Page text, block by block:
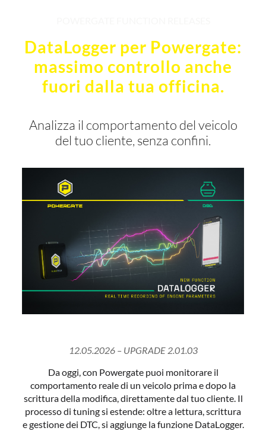
DataLogger per Powergate:
massimo controllo anche
fuori dalla tua officina.
Analizza il comportamento del veicolo
del tuo cliente, senza confini.
12.05.2026 – UPGRADE 2.01.03
Da oggi, con Powergate puoi monitorare il
comportamento reale di un veicolo prima e dopo la
scrittura della modifica, direttamente dal tuo cliente. Il
processo di tuning si estende: oltre a lettura, scrittura
e gestione dei DTC, si aggiunge la funzione DataLogger.